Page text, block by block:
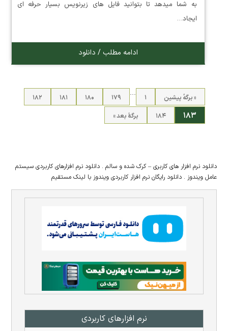
نرم افزار‌های کاربردی
به شما میدهد تا بتوانید فایل های زیرنویس بسیار حرفه ای
ایجاد…
ادامه مطلب / دانلود
« برگه‌ٔ پیشین ۱
…
۱۷۹ ۱۸۰ ۱۸۱ ۱۸۲
۱۸۳ ۱۸۴ برگهٔ بعد »
دانلود نرم افزار های کاربری – کرک شده و سالم . دانلود نرم افزارهای کاربردی سیستم
عامل ویندوز . دانلود رایگان نرم افزار کاربردی ویندوز با لینک مستقیم